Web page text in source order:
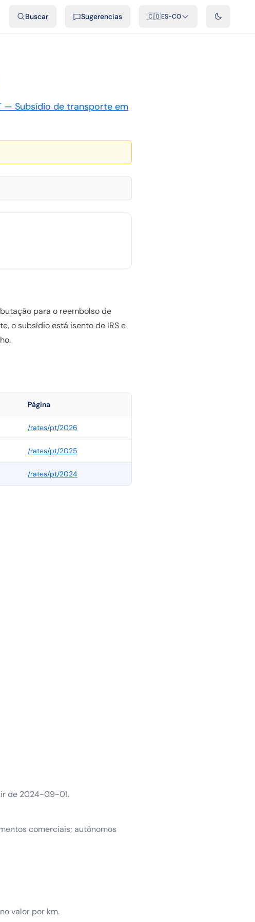
Buscar Sugerencias 🇨🇴ES-CO
— Subsídio de transporte em
para o reembolso de
o subsídio está isento de IRS e
Página
/rates/pt/2026
/rates/pt/2025
/rates/pt/2024
de 2024-09-01.
comerciais; autônomos
valor por km.